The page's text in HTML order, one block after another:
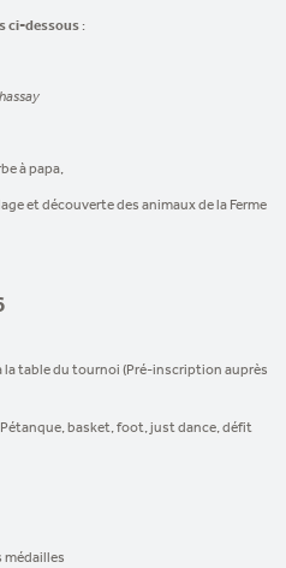
ci-dessous :
à papa,
et découverte des animaux de la Ferme
la table du tournoi (Pré-inscription auprès
basket, foot, just dance, défit
médailles